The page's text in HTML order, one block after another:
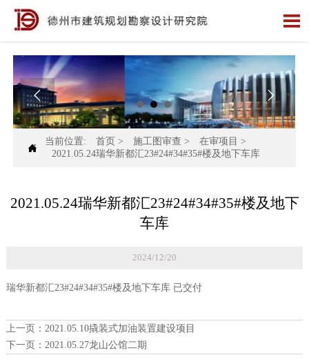

 

当前位置: 首页 > 施工图审查 > 在审项目 >
2021.05.24瑞华新都汇23#24#34#35#楼及地下车库
2021.05.24瑞华新都汇23#24#34#35#楼及地下
车库
2024/12/20
瑞华新都汇23#24#34#35#楼及地下车库 已交付
上一页： 2021.05.10撬装式加油装置建设项目
下一页： 2021.05.27龙山公馆二期